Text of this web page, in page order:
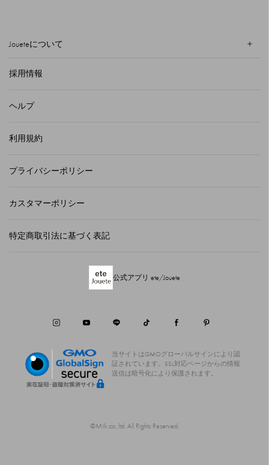
Joueteについて
採用情報
ヘルプ
利用規約
プライバシーポリシー
カスタマーポリシー
特定商取引法に基づく表記
公式アプリ ete/Jouete
当サイトはGMOグローバルサインにより認
証されています。
SSL対応ページからの情報
送信は暗号化により保護されます。
©Milk.co.,ltd. All Rights Reserved.